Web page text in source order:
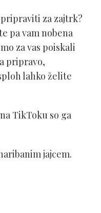
pripraviti za zajtrk?
pa vam nobena
za vas poiskali
pripravo,
lahko želite
TikToku so ga
jajcem.